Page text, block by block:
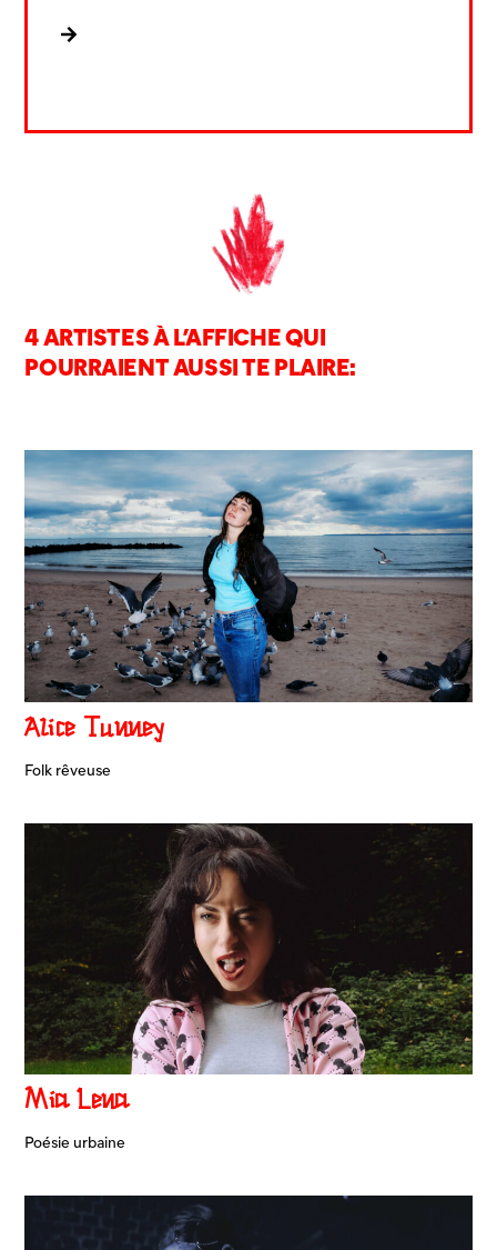
4 ARTISTES À L’AFFICHE QUI
POURRAIENT AUSSI TE PLAIRE:
Alice Tunney
Folk rêveuse
Mia Lena
Poésie urbaine